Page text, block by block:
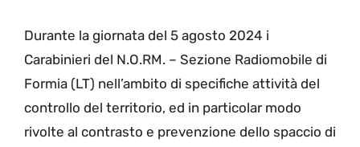
Durante la giornata del 5 agosto 2024 i
Carabinieri del N.O.RM. – Sezione Radiomobile di
Formia (LT) nell’ambito di specifiche attività del
controllo del territorio, ed in particolar modo
rivolte al contrasto e prevenzione dello spaccio di